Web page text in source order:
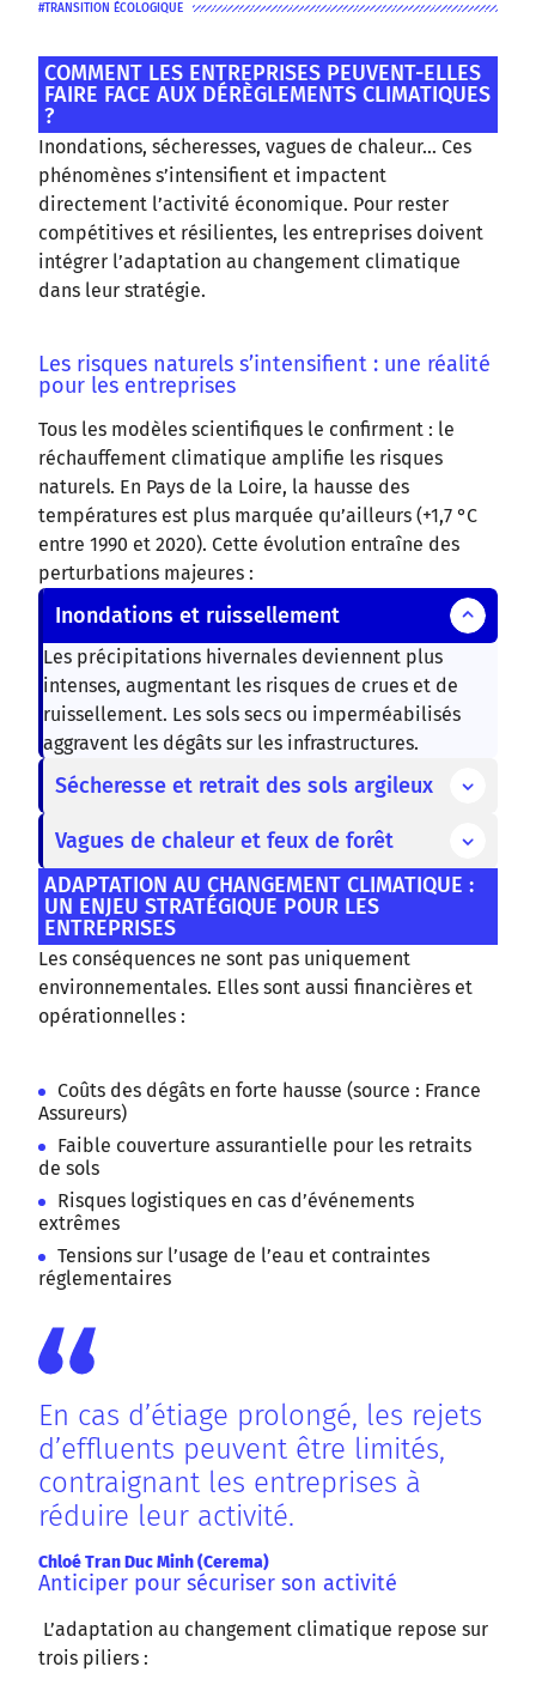
TRANSITION ÉCOLOGIQUE
COMMENT LES ENTREPRISES PEUVENT-ELLES
FAIRE FACE AUX DÉRÈGLEMENTS CLIMATIQUES
?
Inondations, sécheresses, vagues de chaleur… Ces
phénomènes s’intensifient et impactent
directement l’activité économique. Pour rester
compétitives et résilientes, les entreprises doivent
intégrer l’adaptation au changement climatique
dans leur stratégie.
Les risques naturels s’intensifient : une réalité
pour les entreprises
Tous les modèles scientifiques le confirment : le
réchauffement climatique amplifie les risques
naturels. En Pays de la Loire, la hausse des
températures est plus marquée qu’ailleurs (+1,7 °C
entre 1990 et 2020). Cette évolution entraîne des
perturbations majeures :
Inondations et ruissellement
Les précipitations hivernales deviennent plus
intenses, augmentant les risques de crues et de
ruissellement. Les sols secs ou imperméabilisés
aggravent les dégâts sur les infrastructures.
Sécheresse et retrait des sols argileux
Vagues de chaleur et feux de forêt
ADAPTATION AU CHANGEMENT CLIMATIQUE :
UN ENJEU STRATÉGIQUE POUR LES
ENTREPRISES
Les conséquences ne sont pas uniquement
environnementales. Elles sont aussi financières et
opérationnelles :
Coûts des dégâts en forte hausse (source : France
Assureurs)
Faible couverture assurantielle pour les retraits
de sols
Risques logistiques en cas d’événements
extrêmes
Tensions sur l’usage de l’eau et contraintes
réglementaires
En cas d’étiage prolongé, les rejets
d’effluents peuvent être limités,
contraignant les entreprises à
réduire leur activité.
Chloé Tran Duc Minh (Cerema)
Anticiper pour sécuriser son activité
L’adaptation au changement climatique repose sur
trois piliers :